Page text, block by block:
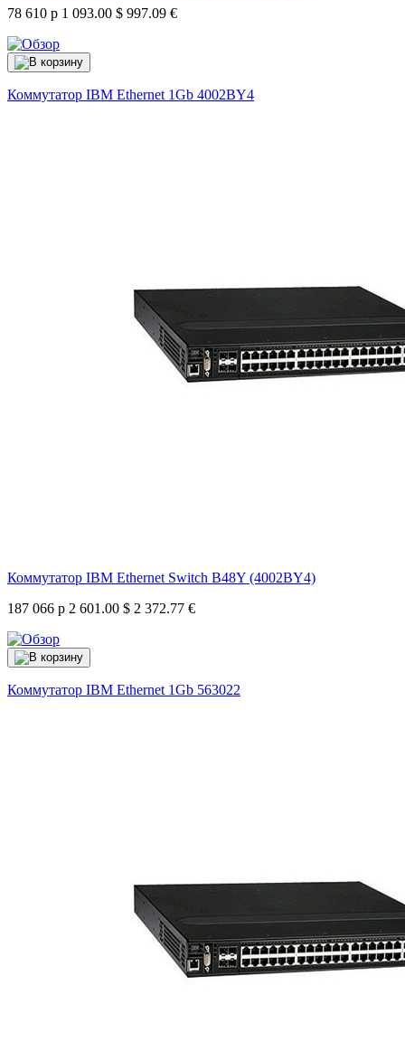
78 610 р 1 093.00 $ 997.09 €
Коммутатор IBM Ethernet 1Gb 4002BY4
Коммутатор IBM Ethernet Switch B48Y (4002BY4)
187 066 р 2 601.00 $ 2 372.77 €
Коммутатор IBM Ethernet 1Gb 563022